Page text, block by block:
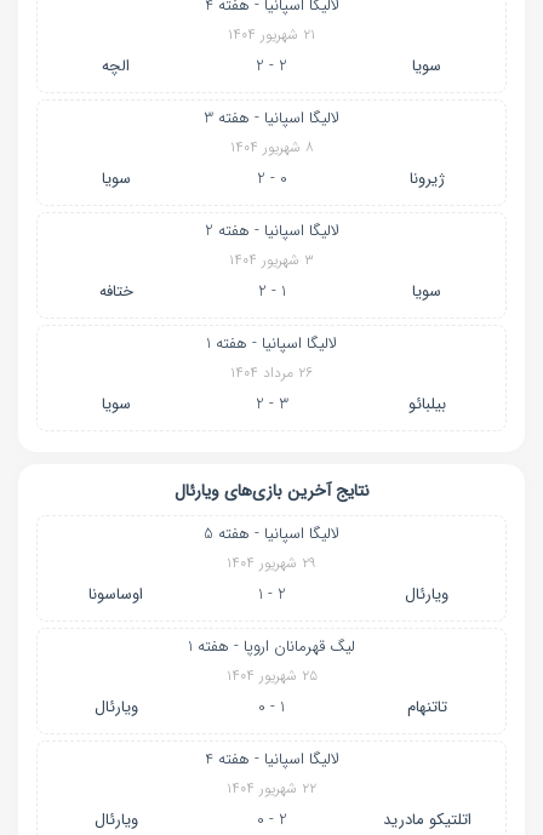
لالیگا اسپانیا - هفته 4
۲۱ شهریور ۱۴۰۴
سویا 2 - 2 الچه
لالیگا اسپانیا - هفته 3
۸ شهریور ۱۴۰۴
ژیرونا 0 - 2 سویا
لالیگا اسپانیا - هفته 2
۳ شهریور ۱۴۰۴
سویا 1 - 2 ختافه
لالیگا اسپانیا - هفته 1
۲۶ مرداد ۱۴۰۴
بیلبائو 3 - 2 سویا
نتایج آخرین بازی‌های ویارئال
لالیگا اسپانیا - هفته 5
۲۹ شهریور ۱۴۰۴
ویارئال 2 - 1 اوساسونا
لیگ قهرمانان اروپا - هفته 1
۲۵ شهریور ۱۴۰۴
تاتنهام 1 - 0 ویارئال
لالیگا اسپانیا - هفته 4
۲۲ شهریور ۱۴۰۴
اتلتیکو مادرید 2 - 0 ویارئال